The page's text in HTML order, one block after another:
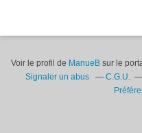
Voir le profil de ManueBsur le
Signaler un abus
C.G.U.